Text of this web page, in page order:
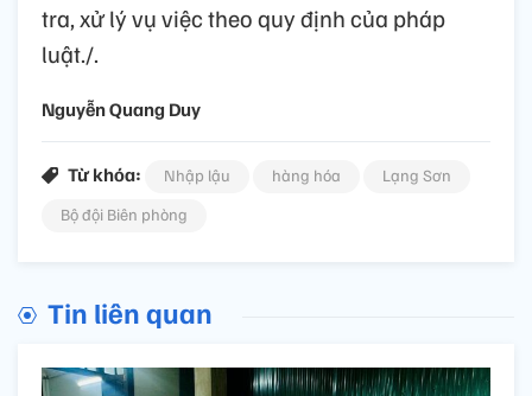
tra, xử lý vụ việc theo quy định của pháp
luật./.
Nguyễn Quang Duy
Từ khóa: Nhập lậu hàng hóa
Lạng Sơn
Bộ đội Biên phòng
Tin liên quan